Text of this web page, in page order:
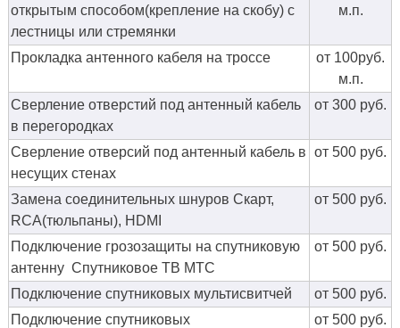
открытым способом(крепление на скобу) с
лестницы или стремянки
м.п.
Прокладка антенного кабеля на троссе
от 100руб.
м.п.
Сверление отверстий под антенный кабель
в перегородках
от 300 руб.
Сверление отверсий под антенный кабель в
несущих стенах
от 500 руб.
Замена соединительных шнуров Скарт,
RCA(тюльпаны), HDMI
от 500 руб.
Подключение грозозащиты на спутниковую
антенну Спутниковое ТВ МТС
от 500 руб.
Подключение спутниковых мультисвитчей
от 500 руб.
Подключение спутниковых
от 500 руб.